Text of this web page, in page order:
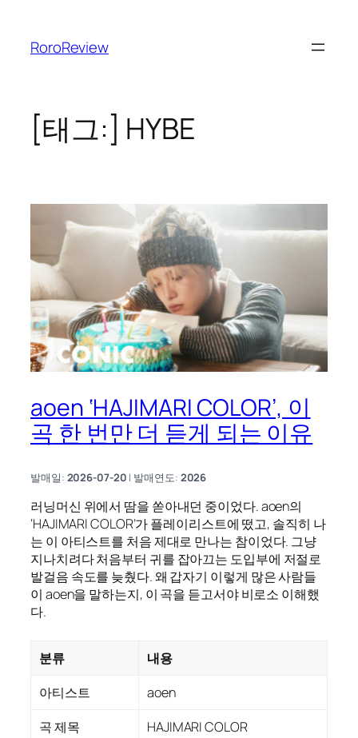
RoroReview
[태그:] HYBE
aoen ‘HAJIMARI COLOR’, 이
곡 한 번만 더 듣게 되는 이유
발매일: 2026-07-20 | 발매연도: 2026
러닝머신 위에서 땀을 쏟아내던 중이었다. aoen의
‘HAJIMARI COLOR’가 플레이리스트에 떴고, 솔직히 나
는 이 아티스트를 처음 제대로 만나는 참이었다. 그냥
지나치려다 처음부터 귀를 잡아끄는 도입부에 저절로
발걸음 속도를 늦췄다. 왜 갑자기 이렇게 많은 사람들
이 aoen을 말하는지, 이 곡을 듣고서야 비로소 이해했
다.
분류
내용
아티스트
aoen
곡 제목
HAJIMARI COLOR